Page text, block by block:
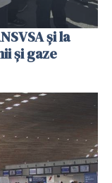
și la
și gaze